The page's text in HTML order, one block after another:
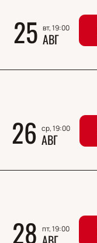
25 вт, 19:00
АВГ
26 ср, 19:00
АВГ
28 пт, 19:00